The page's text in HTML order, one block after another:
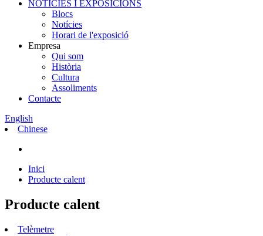
NOTÍCIES I EXPOSICIONS
Blocs
Notícies
Horari de l'exposició
Empresa
Qui som
Història
Cultura
Assoliments
Contacte
English
Chinese
Inici
Producte calent
Producte calent
Telèmetre